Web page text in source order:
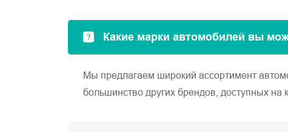
Какие марки автомобилей вы
Мы предлагаем широкий ассортимент
большинство других брендов, доступных на